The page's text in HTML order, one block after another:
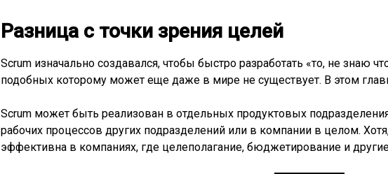
Разница с точки зрения целей
Scrum изначально создавался, чтобы быстро разработать «то, не знаю
подобных которому может еще даже в мире не существует. В этом
Scrum может быть реализован в отдельных продуктовых
рабочих процессов других подразделений или в компании в целом.
эффективна в компаниях, где целеполагание, бюджетирование и